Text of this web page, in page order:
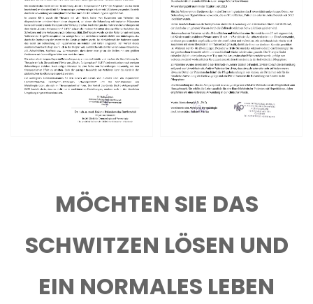
MÖCHTEN SIE DAS
SCHWITZEN LÖSEN UND
EIN NORMALES LEBEN